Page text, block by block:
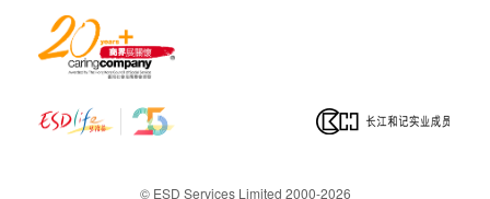
估计肾丝球过滤速率
血液检查
嗜碱性粒细胞
嗜酸性粒细胞
作销毁处理及不会存底，额外索取报告复印需付行
政费(另议)。
所有身体检查并非作为医务诊断或治疗用途，如报
用。
外费用的权利。© ESD Services Limited 2000-2026